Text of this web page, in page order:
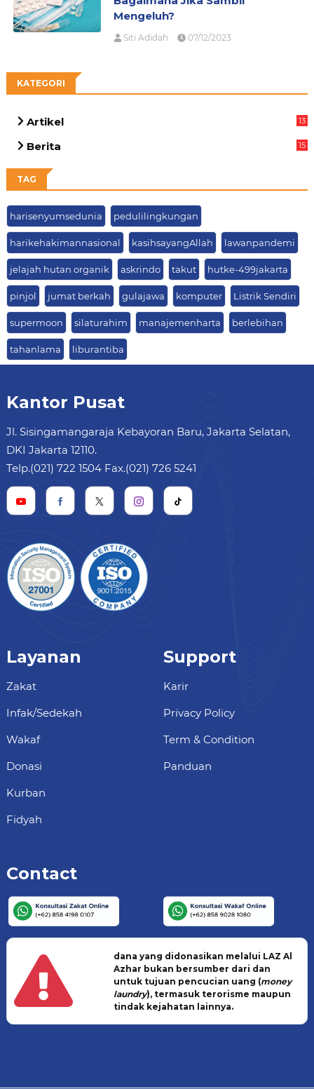
Mengeluh?
Siti Adidah 07/12/2023
KATEGORI
Artikel
13
Berita
15
TAG
harisenyumsedunia pedulilingkungan
harikehakimannasional kasihsayangAllah lawanpandemi
jelajah hutan organik askrindo takut hutke-499jakarta
pinjol jumat berkah gulajawa komputer Listrik Sendiri
supermoon silaturahim manajemenharta berlebihan
tahanlama liburantiba
Kantor Pusat
Jl. Sisingamangaraja Kebayoran Baru, Jakarta Selatan,
DKI Jakarta 12110.
Telp.(021) 722 1504 Fax.(021) 726 5241
Layanan
Zakat
Infak/Sedekah
Wakaf
Donasi
Kurban
Fidyah
Support
Karir
Privacy Policy
Term & Condition
Panduan
Contact
dana yang didonasikan melalui LAZ Al
Azhar bukan bersumber dari dan
untuk tujuan pencucian uang (money
laundry), termasuk terorisme maupun
tindak kejahatan lainnya.